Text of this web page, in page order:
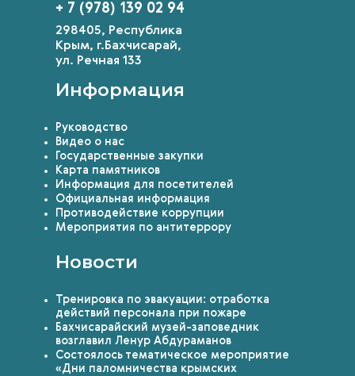
+ 7 (978) 139 02 94
298405, Республика
Крым, г.Бахчисарай,
ул. Речная 133
Информация
Руководство
Видео о нас
Государственные закупки
Карта памятников
Информация для посетителей
Официальная информация
Противодействие коррупции
Мероприятия по антитеррору
Новости
Тренировка по эвакуации: отработка
действий персонала при пожаре
Бахчисарайский музей-заповедник
возглавил Ленур Абдураманов
Состоялось тематическое мероприятие
«Дни паломничества крымских